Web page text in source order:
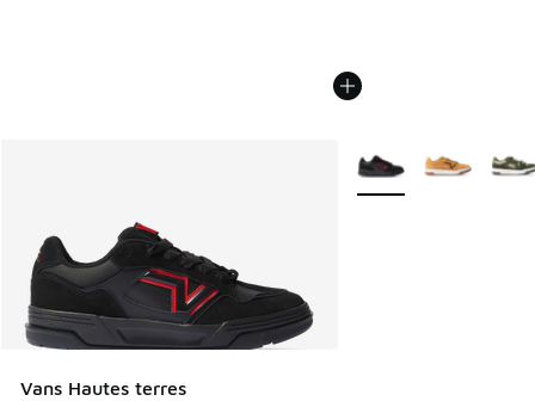
Vans Hautes terres
Plus de couleurs